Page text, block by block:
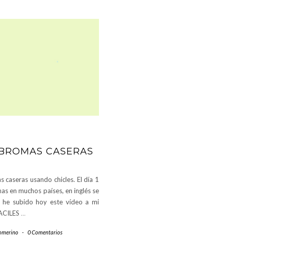
CASERAS
usando chicles. El día 1
en muchos países, en inglés se
subido hoy este vídeo a mi
…
- 0 Comentarios